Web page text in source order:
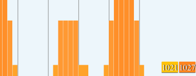
1021 1027